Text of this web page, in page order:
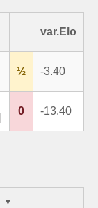
var.Elo
½ -3.40
0 -13.40